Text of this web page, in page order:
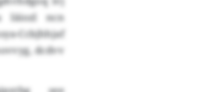
läiozl ncn
Ccbjhhjaf
dcdvv